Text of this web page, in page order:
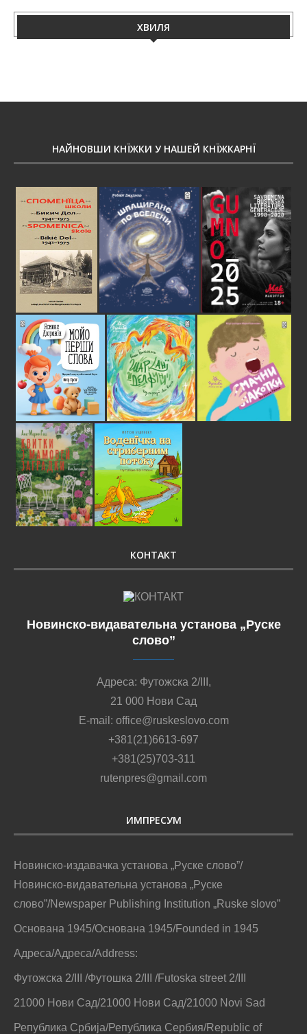
ХВИЛЯ
НАЙНОВШИ КНЇЖКИ У НАШЕЙ КНЇЖКАРНЇ
КОНТАКТ
Новинско-видавательна установа „Руске
слово”
Адреса: Футожска 2/III,
21 000 Нови Сад
E-mail: office@ruskeslovo.com
+381(21)6613-697
+381(25)703-311
rutenpres@gmail.com
ИМПРЕСУМ
Новинско-издавачка установа „Руске слово”/
Новинско-видавательна установа „Руске
слово”/Newspaper Publishing Institution „Ruske slovo”
Основана 1945/Основана 1945/Founded in 1945
Адреса/Адреса/Address:
Футожска 2/III /Футошка 2/III /Futoska street 2/III
21000 Нови Сад/21000 Нови Сад/21000 Novi Sad
Република Србија/Република Сербия/Republic of